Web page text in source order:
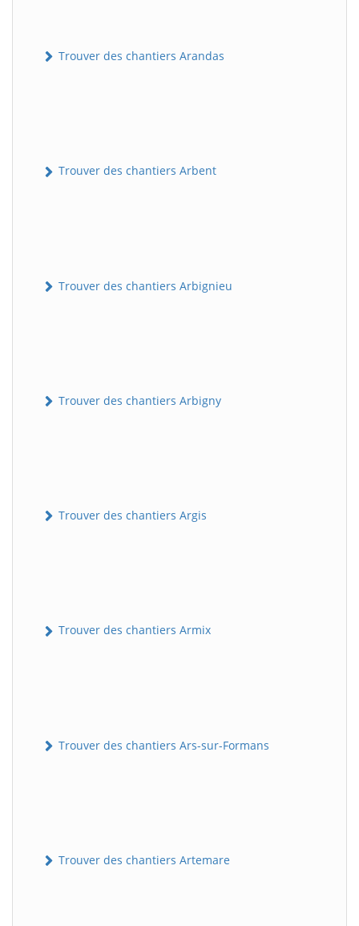
Trouver des chantiers Arandas
Trouver des chantiers Arbent
Trouver des chantiers Arbignieu
Trouver des chantiers Arbigny
Trouver des chantiers Argis
Trouver des chantiers Armix
Trouver des chantiers Ars-sur-Formans
Trouver des chantiers Artemare